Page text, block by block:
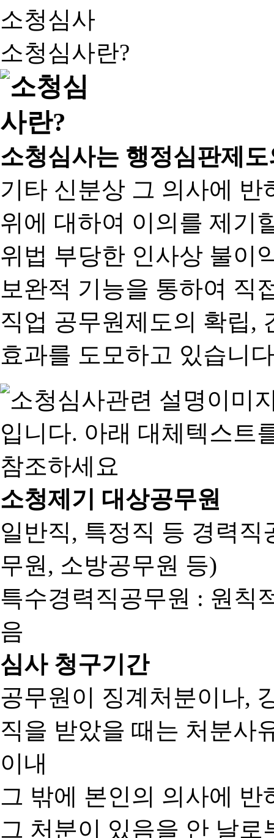
소청심사
소청심사란?
소청심사는 행정심판제
기타 신분상 그 의사에
위에 대하여 이의를 제기
위법 부당한 인사상 불이
보완적 기능을 통하여 직
직업 공무원제도의 확립,
효과를 도모하고 있습니
소청제기 대상공무원
일반직, 특정직 등 경력
무원, 소방공무원 등)
특수경력직공무원 : 원칙
음
심사 청구기간
공무원이 징계처분이나,
직을 받았을 때는 처분사
이내
그 밖에 본인의 의사에
그 처분이 있음을 안 날로